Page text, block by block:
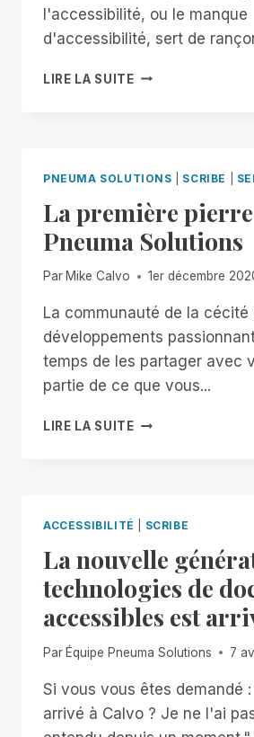
l'accessibilité, ou le manque
d'accessibilité, sert de
LIRE LA SUITECESSEZ
OTAGE
PNEUMA SOLUTIONS SCRIBE
La première
Pneuma Solutions
Par Mike Calvo 1er décembre
La communauté de la cécité
développements
temps de les partager avec
partie de ce que vous...
LIRE LA SUITELA
SOLUTIONS
ACCESSIBILITÉ SCRIBE
La nouvelle
technologies de
accessibles est
Par Équipe Pneuma Solutions 7
Si vous vous êtes demandé
arrivé à Calvo ? Je ne l'ai